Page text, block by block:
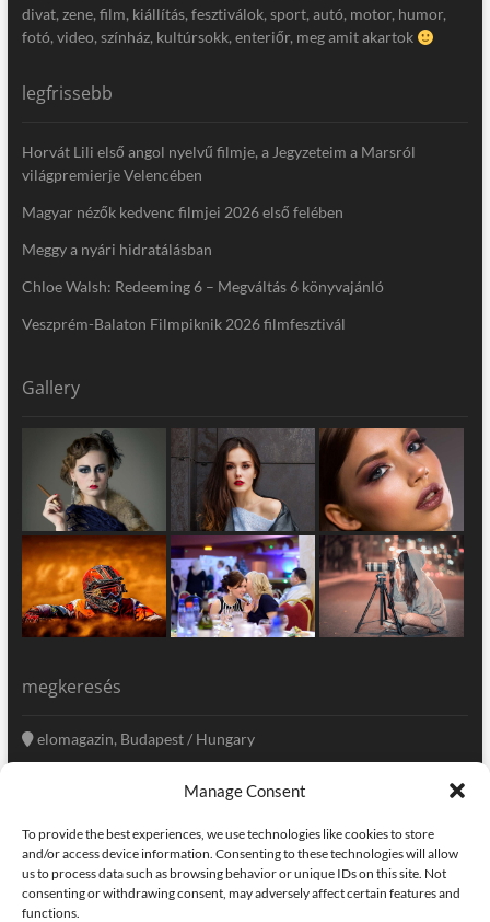
Manage Consent
To provide the best experiences, we use technologies like cookies to store
and/or access device information. Consenting to these technologies will allow
us to process data such as browsing behavior or unique IDs on this site. Not
consenting or withdrawing consent, may adversely affect certain features and
functions.
divat, zene, film, kiállítás, fesztiválok, sport, autó, motor, humor,
fotó, video, színház, kultúrsokk, enteriőr, meg amit akartok
legfrissebb
Horvát Lili első angol nyelvű filmje, a Jegyzeteim a Marsról
világpremierje Velencében
Magyar nézők kedvenc filmjei 2026 első felében
Meggy a nyári hidratálásban
Chloe Walsh: Redeeming 6 – Megváltás 6 könyvajánló
Veszprém-Balaton Filmpiknik 2026 filmfesztivál
Gallery
megkeresés
elomagazin, Budapest / Hungary
szerkesztoseg@elomagazin.com
elomagazin